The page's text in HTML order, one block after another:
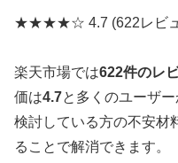
★★★★☆ 4.7 (622レビ
楽天市場では622件のレ
価は4.7と多くのユーザ
検討している方の不安材
ることで解消できます。